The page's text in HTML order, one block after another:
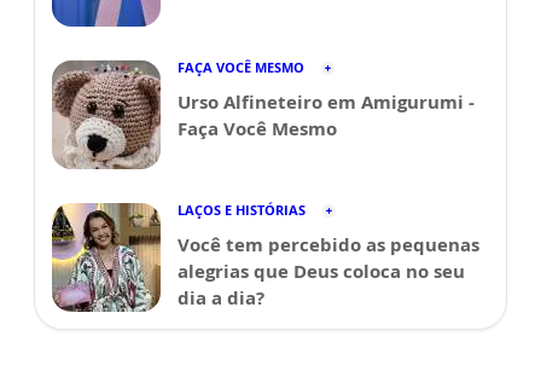
FAÇA VOCÊ MESMO
Urso Alfineteiro em Amigurumi -
Faça Você Mesmo
LAÇOS E HISTÓRIAS
Você tem percebido as pequenas
alegrias que Deus coloca no seu
dia a dia?